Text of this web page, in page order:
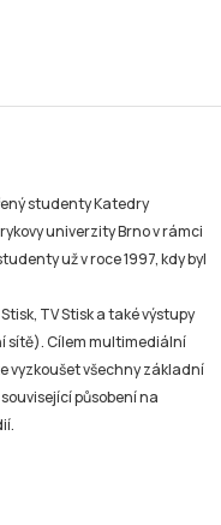
studenty Katedry
univerzity Brno v rámci
už v roce 1997, kdy byl
TV Stisk a také výstupy
sítě). Cílem multimediální
vyzkoušet všechny základní
působení na